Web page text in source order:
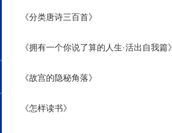
《分类唐诗三百首》
《拥有一个你说了算的人生·活出自我篇》
《故宫的隐秘角落》
《怎样读书》